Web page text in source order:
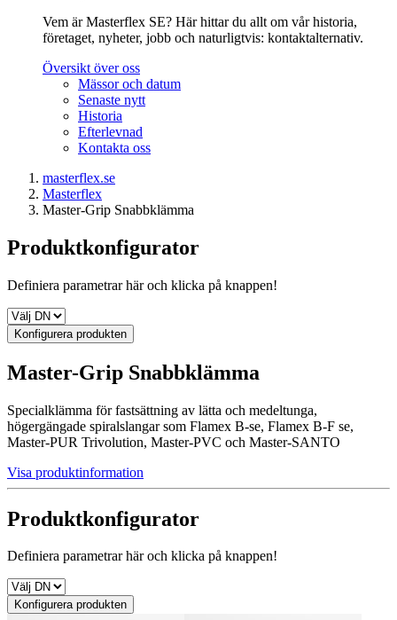
Vem är Masterflex SE? Här hittar du allt om vår historia,
företaget, nyheter, jobb och naturligtvis: kontaktalternativ.
Översikt över oss
Mässor och datum
Senaste nytt
Historia
Efterlevnad
Kontakta oss
masterflex.se
Masterflex
Master-Grip Snabbklämma
Produktkonfigurator
Definiera parametrar här och klicka på knappen!
Konfigurera produkten
Master-Grip Snabbklämma
Specialklämma för fastsättning av lätta och medeltunga,
högergängade spiralslangar som Flamex B-se, Flamex B-F se,
Master-PUR Trivolution, Master-PVC och Master-SANTO
Visa produktinformation
Produktkonfigurator
Definiera parametrar här och klicka på knappen!
Konfigurera produkten